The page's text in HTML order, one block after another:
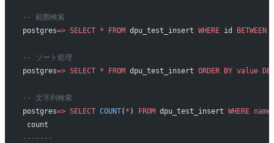
-- 範囲検索
postgres=> SELECT * FROM dpu_test_insert WHERE id BETWEEN
-- ソート処理
postgres=> SELECT * FROM dpu_test_insert ORDER BY value
-- 文字列検索
postgres=> SELECT COUNT( * ) FROM dpu_test_insert WHERE name
count
-------